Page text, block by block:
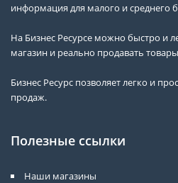
информация для малого и среднего
На Бизнес Ресурсе можно быстро и
магазин и реально продавать
Бизнес Ресурс позволяет легко и
продаж.
Полезные ссылки
Наши магазины